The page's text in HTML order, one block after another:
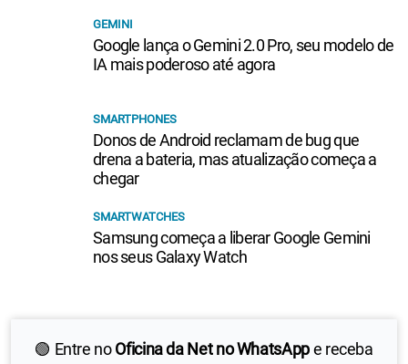
🟢 Entre noOficina da Net no WhatsAppe receba
GEMINI
Google lança o Gemini 2.0 Pro, seu modelo de
IA mais poderoso até agora
SMARTPHONES
Donos de Android reclamam de bug que
drena a bateria, mas atualização começa a
chegar
SMARTWATCHES
Samsung começa a liberar Google Gemini
nos seus Galaxy Watch